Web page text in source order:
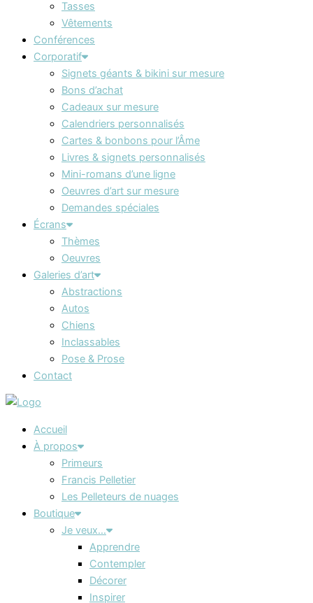
Tasses
Vêtements
Conférences
Corporatif
Signets géants & bikini sur mesure
Bons d’achat
Cadeaux sur mesure
Calendriers personnalisés
Cartes & bonbons pour l’Âme
Livres & signets personnalisés
Mini-romans d’une ligne
Oeuvres d’art sur mesure
Demandes spéciales
Écrans
Thèmes
Oeuvres
Galeries d’art
Abstractions
Autos
Chiens
Inclassables
Pose & Prose
Contact
Accueil
À propos
Primeurs
Francis Pelletier
Les Pelleteurs de nuages
Boutique
Je veux…
Apprendre
Contempler
Décorer
Inspirer